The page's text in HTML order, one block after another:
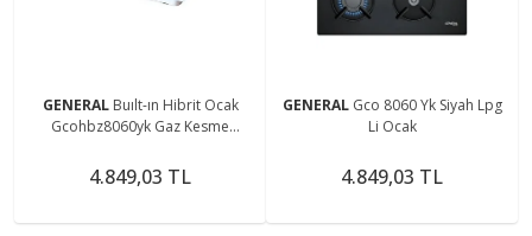
GENERAL Buılt-ın Hibrit Ocak
Gcohbz8060yk Gaz Kesme
4.849,03 TL
GENERAL Gco 8060 Yk Siyah Lpg
Li Ocak
4.849,03 TL